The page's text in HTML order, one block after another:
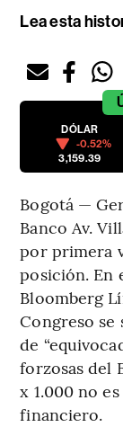
Lea esta
DÓLAR
-0.52%
3,159.39
Bogotá —
Banco Av.
por primera
posición. En
Bloomberg
Congreso
de
forzosas del
x 1.000 no
financiero.